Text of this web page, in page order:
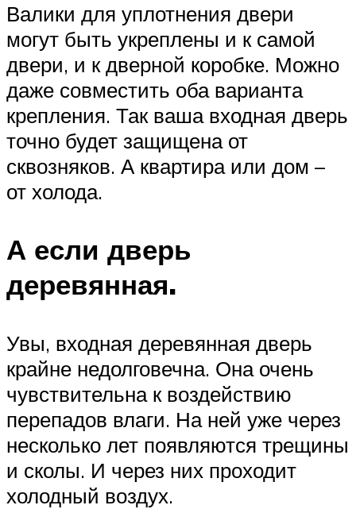
Валики для уплотнения двери
могут быть укреплены и к самой
двери, и к дверной коробке. Можно
даже совместить оба варианта
крепления. Так ваша входная дверь
точно будет защищена от
сквозняков. А квартира или дом –
от холода.
А если дверь
деревянная.
Увы, входная деревянная дверь
крайне недолговечна. Она очень
чувствительна к воздействию
перепадов влаги. На ней уже через
несколько лет появляются трещины
и сколы. И через них проходит
холодный воздух.